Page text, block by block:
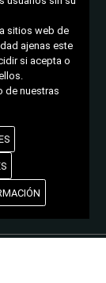
sitios web de
ajenas este
si acepta o
de nuestras